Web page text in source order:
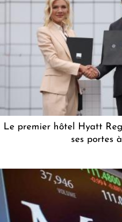
Le premier hôtel Hyatt
ses portes